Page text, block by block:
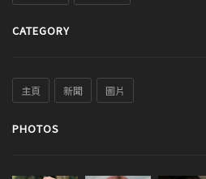
CATEGORY
主頁 新聞 圖片
PHOTOS